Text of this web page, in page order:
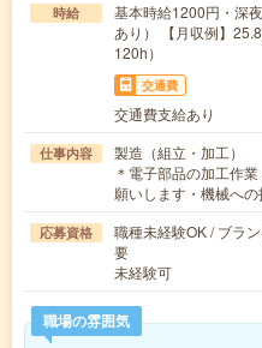
時給
基本時給1200円・深
あり） 【月収例】
120h）
交通費
交通費支給あり
仕事内容
製造（組立・加工）
＊電子部品の加工作
願いします・機械へ
応募資格
職種未経験OK / ブラ
要
未経験可
職場の雰囲気